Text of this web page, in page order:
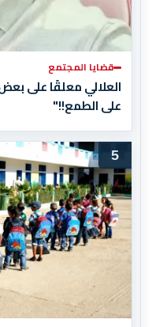
قضايا المجتمع
العلالي معلقًا على
على الطمع!!"
5